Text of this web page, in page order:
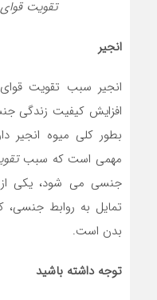
تقویت
انجیر
انجیر سبب تقویت
افزایش کیفیت زندگی
بطور کلی میوه انجیر
مهمی است که سبب
جنسی می شود، یکی
تمایل به روابط جنسی،
بدن است.
توجه داشته باشید